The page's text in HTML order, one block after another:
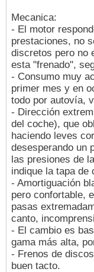
Mecanica:
- El motor
prestaciones, no
discretos pero no
esta "frenado",
- Consumo muy
primer mes y en
todo por autovía,
- Dirección
del coche), que
haciendo leves
desesperando un
las presiones de
indique la tapa de
- Amortiguación
pero confortable,
pasas
canto,
- El cambio es
gama más alta,
- Frenos de
buen tacto.